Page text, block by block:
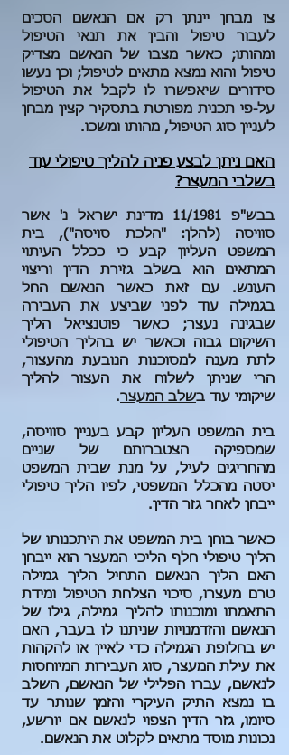
צו מבחן יינתן רק אם הנאשם הסכים
לעבור טיפול והבין את תנאי הטיפול
ומהותו; כאשר מצבו של הנאשם מצדיק
טיפול והוא נמצא מתאים לטיפול; וכן נעשו
סידורים שיאפשרו לו לקבל את הטיפול
על-פי תכנית מפורטת בתסקיר קצין מבחן
לעניין סוג הטיפול, מהותו ומשכו.
האם ניתן לבצע פניה להליך טיפולי עוד
בשלבי המעצר?
בבש"פ 11/1981 מדינת ישראל נ' אשר
סוויסה (להלן: "הלכת סויסה"), בית
המשפט העליון קבע כי ככלל העיתוי
המתאים הוא בשלב גזירת הדין וריצוי
העונש. עם זאת כאשר הנאשם החל
בגמילה עוד לפני שביצע את העבירה
שבגינה נעצר; כאשר פוטנציאל הליך
השיקום גבוה וכאשר יש בהליך הטיפולי
לתת מענה למסוכנות הנובעת מהעצור,
הרי שניתן לשלוח את העצור להליך
שיקומי עוד בשלב המעצר.
בית המשפט העליון קבע בעניין סוויסה,
שמספיקה הצטברותם של שניים
מהחריגים לעיל, על מנת שבית המשפט
יסטה מהכלל המשפטי, לפיו הליך טיפולי
ייבחן לאחר גזר הדין.
כאשר בוחן בית המשפט את היתכנותו של
הליך טיפולי חלף הליכי המעצר הוא ייבחן
האם הליך הנאשם התחיל הליך גמילה
טרם מעצרו, סיכוי הצלחת הטיפול ומידת
התאמתו ומוכנותו להליך גמילה, גילו של
הנאשם והזדמנויות שניתנו לו בעבר, האם
יש בחלופת הגמילה כדי לאיין או להקהות
את עילת המעצר, סוג העבירות המיוחסות
לנאשם, עברו הפלילי של הנאשם, השלב
בו נמצא התיק העיקרי והזמן שנותר עד
סיומו, גזר הדין הצפוי לנאשם אם יורשע,
נכונות מוסד מתאים לקלוט את הנאשם.